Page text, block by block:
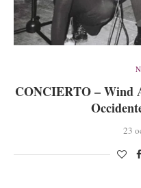
CONCIERTO – Wind
23